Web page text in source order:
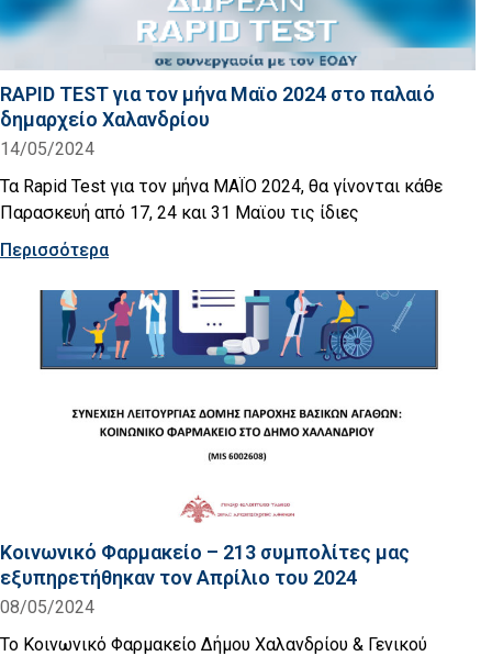
RAPID TEST για τον μήνα Μαϊο 2024 στο παλαιό
δημαρχείο Χαλανδρίου
14/05/2024
Τα Rapid Test για τον μήνα ΜΑΪΟ 2024, θα γίνονται κάθε
Παρασκευή από 17, 24 και 31 Μαϊου τις ίδιες
Περισσότερα
Κοινωνικό Φαρμακείο – 213 συμπολίτες μας
εξυπηρετήθηκαν τον Απρίλιο του 2024
08/05/2024
Το Κοινωνικό Φαρμακείο Δήμου Χαλανδρίου & Γενικού